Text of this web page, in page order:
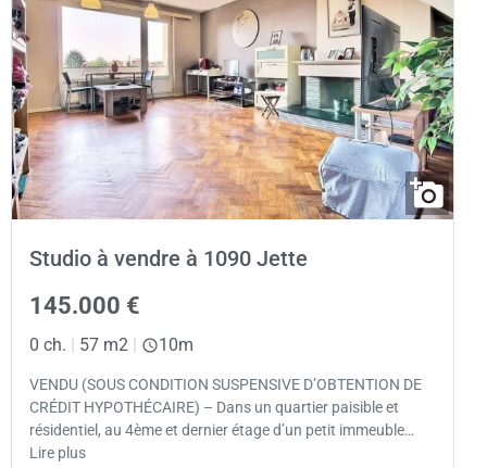
Studio à vendre à 1090 Jette
145.000 €
0 ch. | 57 m2 | 10m
VENDU (SOUS CONDITION SUSPENSIVE D’OBTENTION DE
CRÉDIT HYPOTHÉCAIRE) – Dans un quartier paisible et
résidentiel, au 4ème et dernier étage d’un petit immeuble…
Lire plus